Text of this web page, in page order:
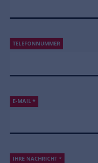
TELEFONNUMMER
E-MAIL*
IHRE NACHRICHT*